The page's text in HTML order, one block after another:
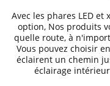
Avec les phares LED et
option, Nos produits
quelle route, à
Vous pouvez choisir
éclairent un chemin
éclairage